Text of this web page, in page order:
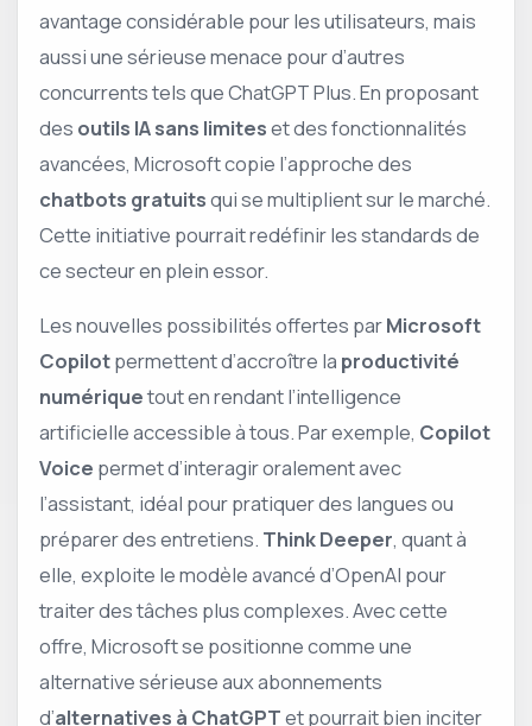
avantage considérable pour les utilisateurs, mais
aussi une sérieuse menace pour d’autres
concurrents tels que ChatGPT Plus. En proposant
des outils IA sans limiteset des fonctionnalités
avancées, Microsoft copie l’approche des
chatbots gratuitsqui se multiplient sur le marché.
Cette initiative pourrait redéfinir les standards de
ce secteur en plein essor.
Les nouvelles possibilités offertes parMicrosoft
Copilotpermettent d’accroître la productivité
numériquetout en rendant l’intelligence
artificielle accessible à tous. Par exemple, Copilot
Voice permet d’interagir oralement avec
l’assistant, idéal pour pratiquer des langues ou
préparer des entretiens. Think Deeper, quant à
elle, exploite le modèle avancé d’OpenAI pour
traiter des tâches plus complexes. Avec cette
offre, Microsoft se positionne comme une
alternative sérieuse aux abonnements
d’alternatives à ChatGPTet pourrait bien inciter